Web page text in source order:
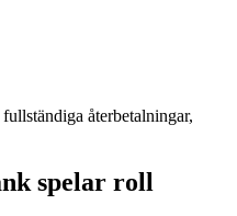
återbetalningar,
spelar roll